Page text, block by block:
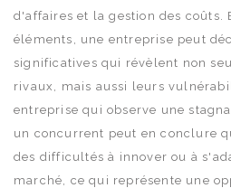
d'affaires et la gestion des coûts.
éléments, une entreprise peut
significatives qui révèlent non
rivaux, mais aussi leurs
entreprise qui observe une
un concurrent peut en conclure
des difficultés à innover ou à
marché, ce qui représente une